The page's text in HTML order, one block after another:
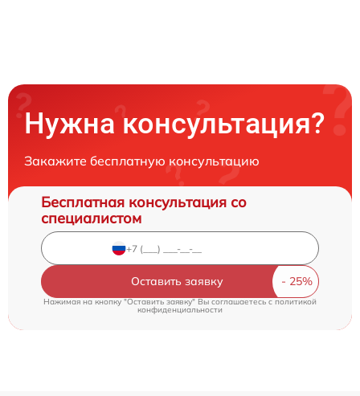
Нужна консультация?
Закажите бесплатную консультацию
Бесплатная консультация со
специалистом
Оставить заявку
Нажимая на кнопку "Оставить заявку" Вы соглашаетесь cполитикой
конфиденциальности